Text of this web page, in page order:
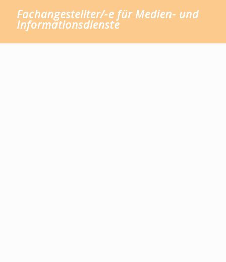
Fachangestellter/-e für Medien- und
Informationsdienste